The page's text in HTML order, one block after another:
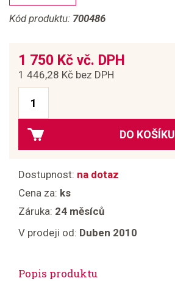
Kód produktu: 700486
1 750 Kč vč. DPH
1 446,28 Kč bez DPH
DO KOŠÍKU
Dostupnost: na dotaz
Cena za: ks
Záruka: 24 měsíců
V prodeji od: Duben 2010
Popis produktu